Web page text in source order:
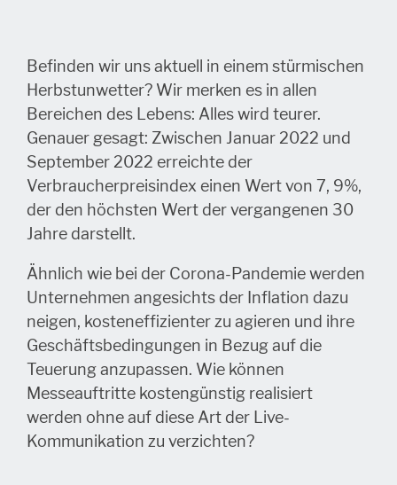
Befinden wir uns aktuell in einem stürmischen
Herbstunwetter? Wir merken es in allen
Bereichen des Lebens: Alles wird teurer.
Genauer gesagt: Zwischen Januar 2022 und
September 2022 erreichte der
Verbraucherpreisindex einen Wert von 7, 9%,
der den höchsten Wert der vergangenen 30
Jahre darstellt.
Ähnlich wie bei der Corona-Pandemie werden
Unternehmen angesichts der Inflation dazu
neigen, kosteneffizienter zu agieren und ihre
Geschäftsbedingungen in Bezug auf die
Teuerung anzupassen. Wie können
Messeauftritte kostengünstig realisiert
werden ohne auf diese Art der Live-
Kommunikation zu verzichten?